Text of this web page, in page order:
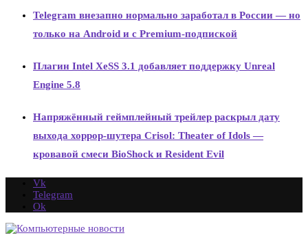
Telegram внезапно нормально заработал в России — но
только на Android и с Premium-подпиской
Плагин Intel XeSS 3.1 добавляет поддержку Unreal
Engine 5.8
Напряжённый геймплейный трейлер раскрыл дату
выхода хоррор-шутера Crisol: Theater of Idols —
кровавой смеси BioShock и Resident Evil
Vk
Telegram
Ok